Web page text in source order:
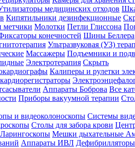
медицинских отходов
Кипятильники дезинфекционные
метчики Молотки Петли Глиссона
конечностей Шины Беллера
Ультразвуковая (УЗ)
Массажеры Подъемники и
Электротерапия Скрыть
Калиперы и рулетки
Аппараты Боброва Все
Приборы вакуумной терапии
и видеоколоноскопы Системы
Столы для забора крови
Ларингоскопы Мешки дыхательные
Аппараты ИВЛ Дефибрилляторы